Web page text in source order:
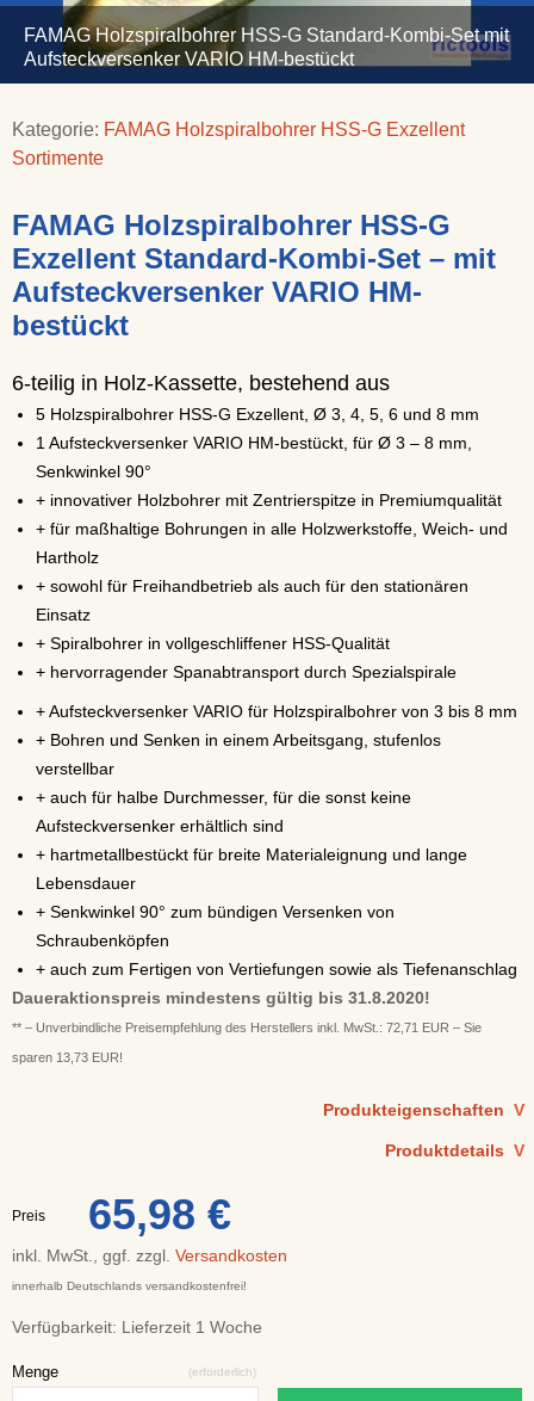
FAMAG Holzspiralbohrer HSS-G Standard-Kombi-Set mit
Aufsteckversenker VARIO HM-bestückt
Kategorie: FAMAG Holzspiralbohrer HSS-G Exzellent
Sortimente
FAMAG Holzspiralbohrer HSS-G
Exzellent Standard-Kombi-Set – mit
Aufsteckversenker VARIO HM-
bestückt
6-teilig in Holz-Kassette, bestehend aus
5 Holzspiralbohrer HSS-G Exzellent, Ø 3, 4, 5, 6 und 8 mm
1 Aufsteckversenker VARIO HM-bestückt, für Ø 3 – 8 mm,
Senkwinkel 90°
+ innovativer Holzbohrer mit Zentrierspitze in Premiumqualität
+ für maßhaltige Bohrungen in alle Holzwerkstoffe, Weich- und
Hartholz
+ sowohl für Freihandbetrieb als auch für den stationären
Einsatz
+ Spiralbohrer in vollgeschliffener HSS-Qualität
+ hervorragender Spanabtransport durch Spezialspirale
+ Aufsteckversenker VARIO für Holzspiralbohrer von 3 bis 8 mm
+ Bohren und Senken in einem Arbeitsgang, stufenlos
verstellbar
+ auch für halbe Durchmesser, für die sonst keine
Aufsteckversenker erhältlich sind
+ hartmetallbestückt für breite Materialeignung und lange
Lebensdauer
+ Senkwinkel 90° zum bündigen Versenken von
Schraubenköpfen
+ auch zum Fertigen von Vertiefungen sowie als Tiefenanschlag
Daueraktionspreis mindestens gültig bis 31.8.2020!
** – Unverbindliche Preisempfehlung des Herstellers inkl. MwSt.: 72,71 EUR – Sie
sparen 13,73 EUR!
Produkteigenschaften V
Produktdetails V
Preis 65,98 €
inkl. MwSt., ggf. zzgl. Versandkosten
innerhalb Deutschlands versandkostenfrei!
Verfügbarkeit: Lieferzeit 1 Woche
Menge (erforderlich)